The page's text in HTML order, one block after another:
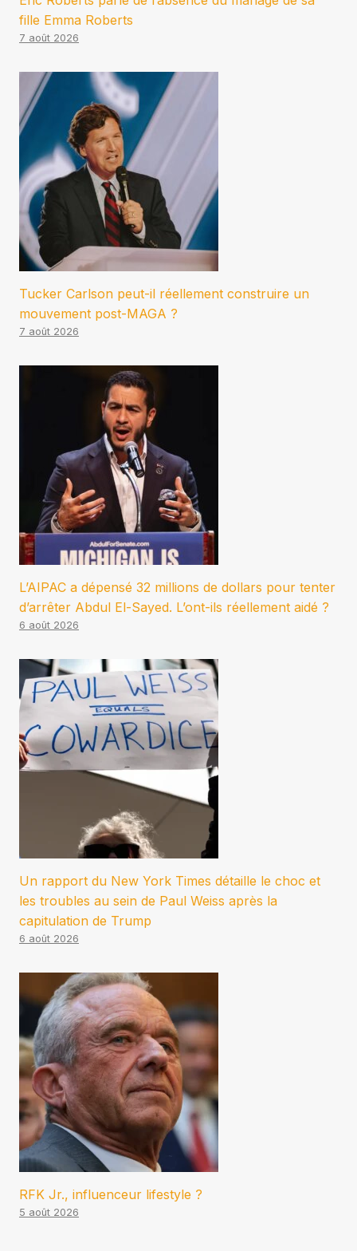
fille Emma Roberts
7 août 2026
Tucker Carlson peut-il réellement construire un
mouvement post-MAGA ?
7 août 2026
L’AIPAC a dépensé 32 millions de dollars pour tenter
d’arrêter Abdul El-Sayed. L’ont-ils réellement aidé ?
6 août 2026
Un rapport du New York Times détaille le choc et
les troubles au sein de Paul Weiss après la
capitulation de Trump
6 août 2026
RFK Jr., influenceur lifestyle ?
5 août 2026